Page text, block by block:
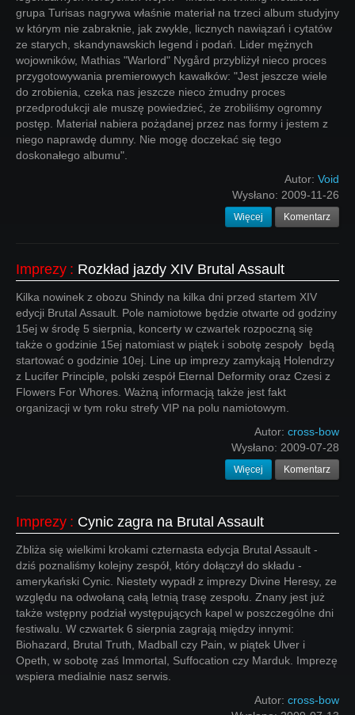
grupa Turisas nagrywa właśnie materiał na trzeci album studyjny
w którym nie zabraknie, jak zwykle, licznych nawiązań i cytatów
ze starych, skandynawskich legend i podań. Lider mężnych
wojowników, Mathias "Warlord" Nygård przybliżył nieco proces
przygotowywania premierowych kawałków: "Jest jeszcze wiele
do zrobienia, czeka nas jeszcze nieco żmudny proces
przedprodukcji ale muszę powiedzieć, że zrobiliśmy ogromny
postęp. Materiał nabiera pożądanej przez nas formy i jestem z
niego naprawdę dumny. Nie mogę doczekać się tego
doskonałego albumu".
Autor: Void
Wysłano: 2009-11-26
Więcej Komentarz
Imprezy : Rozkład jazdy XIV Brutal Assault
Kilka nowinek z obozu Shindy na kilka dni przed startem XIV
edycji Brutal Assault. Pole namiotowe będzie otwarte od godziny
15ej w środę 5 sierpnia, koncerty w czwartek rozpoczną się
także o godzinie 15ej natomiast w piątek i sobotę zespoły będą
startować o godzinie 10ej. Line up imprezy zamykają Holendrzy
z Lucifer Principle, polski zespół Eternal Deformity oraz Czesi z
Flowers For Whores. Ważną informacją także jest fakt
organizacji w tym roku strefy VIP na polu namiotowym.
Autor: cross-bow
Wysłano: 2009-07-28
Więcej Komentarz
Imprezy : Cynic zagra na Brutal Assault
Zbliża się wielkimi krokami czternasta edycja Brutal Assault -
dziś poznaliśmy kolejny zespół, który dołączył do składu -
amerykański Cynic. Niestety wypadł z imprezy Divine Heresy, ze
względu na odwołaną całą letnią trasę zespołu. Znany jest już
także wstępny podział występujących kapel w poszczególne dni
festiwalu. W czwartek 6 sierpnia zagrają między innymi:
Biohazard, Brutal Truth, Madball czy Pain, w piątek Ulver i
Opeth, w sobotę zaś Immortal, Suffocation czy Marduk. Imprezę
wspiera medialnie nasz serwis.
Autor: cross-bow